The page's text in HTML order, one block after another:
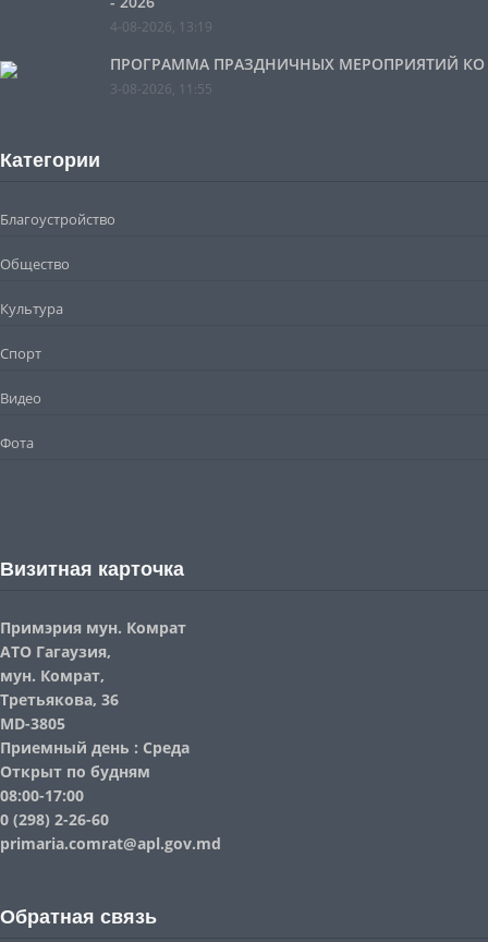
4-08-2026, 13:19
ПРОГРАММА ПРАЗДНИЧНЫХ МЕРОПРИЯТИЙ КО
3-08-2026, 11:55
Категории
Благоустройство
Общество
Культура
Спорт
Видео
Фота
Визитная карточка
Примэрия мун. Комрат
АТО Гагаузия,
мун. Комрат,
Третьякова, 36
MD-3805
Приемный день : Среда
Открыт по будням
08:00-17:00
0 (298) 2-26-60
primaria.comrat@apl.gov.md
Обратная связь